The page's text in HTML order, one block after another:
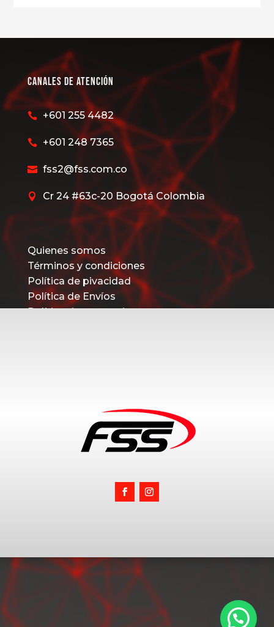
Canales de Atención
 +601 255 4482
 +601 248 7365
 fss2@fss.com.co
 Cr 24 #63c-20 Bogotá Colombia
Quienes somos
Términos y condiciones
Política de pivacidad
Política de Envíos
Política de promociones